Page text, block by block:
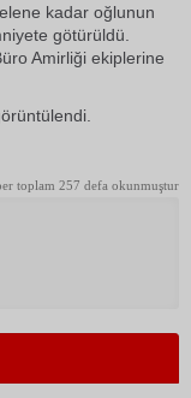
kadar oğlunun
götürüldü.
Amirliği ekiplerine
toplam 257 defa okunmuştur